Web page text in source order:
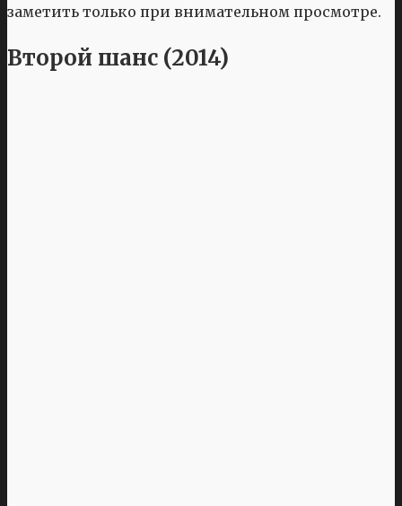
заметить только при внимательном просмотре.
Второй шанс (2014)